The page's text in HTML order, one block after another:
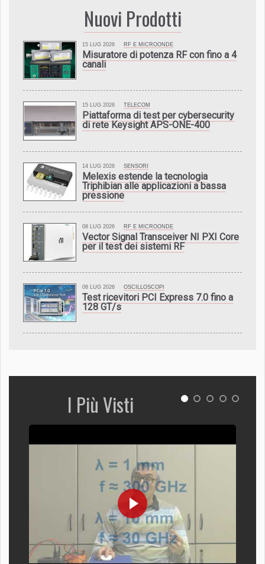
Nuovi Prodotti
15 LUG 2026 RF E MICROONDE
Misuratore di potenza RF con fino a 4
canali
15 LUG 2026 TELECOM
Piattaforma di test per cybersecurity
di rete Keysight APS-ONE-400
14 LUG 2026 SENSORI
Melexis estende la tecnologia
Triphibian alle applicazioni a bassa
pressione
08 LUG 2026 RF E MICROONDE
Vector Signal Transceiver NI PXI Core
per il test dei sistemi RF
08 LUG 2026 OSCILLOSCOPI
Test ricevitori PCI Express 7.0 fino a
128 GT/s
I Più Visti